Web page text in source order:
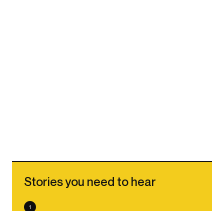
Stories you need to hear
1